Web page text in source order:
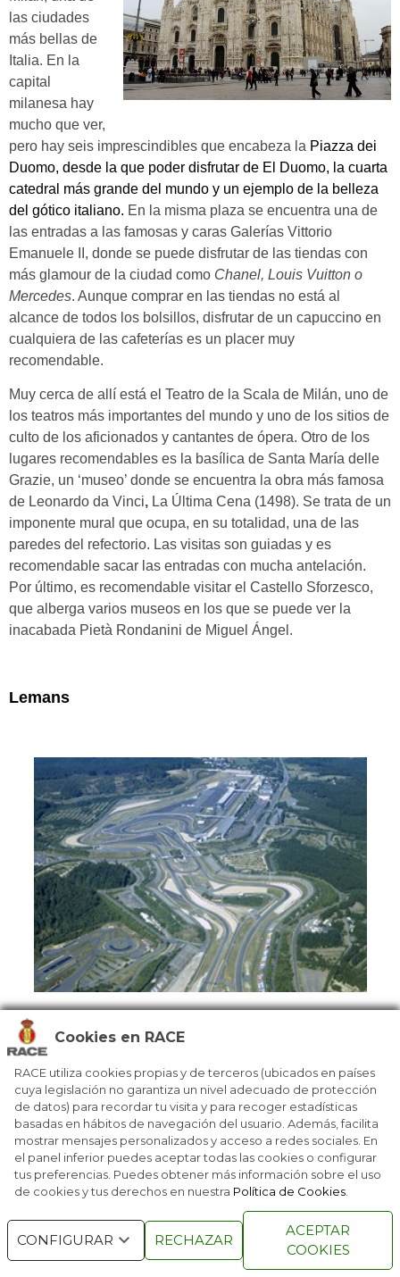
Cookies en RACE
RACE utiliza cookies propias y de terceros (ubicados en países
cuya legislación no garantiza un nivel adecuado de protección
de datos) para recordar tu visita y para recoger estadísticas
basadas en hábitos de navegación del usuario. Además, facilita
mostrar mensajes personalizados y acceso a redes sociales. En
el panel inferior puedes aceptar todas las cookies o configurar
tus preferencias. Puedes obtener más información sobre el uso
de cookies y tus derechos en nuestra Política de Cookies
CONFIGURAR RECHAZAR
ACEPTAR
COOKIES
las ciudades
más bellas de
Italia. En la
capital
milanesa hay
mucho que ver,
pero hay seis imprescindibles que encabeza la Piazza dei
Duomo, desde la que poder disfrutar de El Duomo, la cuarta
catedral más grande del mundo y un ejemplo de la belleza
del gótico italiano. En la misma plaza se encuentra una de
las entradas a las famosas y caras Galerías Vittorio
Emanuele II, donde se puede disfrutar de las tiendas con
más glamour de la ciudad como Chanel, Louis Vuitton o
Mercedes. Aunque comprar en las tiendas no está al
alcance de todos los bolsillos, disfrutar de un capuccino en
cualquiera de las cafeterías es un placer muy
recomendable.
Muy cerca de allí está el Teatro de la Scala de Milán, uno de
los teatros más importantes del mundo y uno de los sitios de
culto de los aficionados y cantantes de ópera. Otro de los
lugares recomendables es la basílica de Santa María delle
Grazie, un ‘museo’ donde se encuentra la obra más famosa
de Leonardo da Vinci, La Última Cena (1498). Se trata de un
imponente mural que ocupa, en su totalidad, una de las
paredes del refectorio. Las visitas son guiadas y es
recomendable sacar las entradas con mucha antelación.
Por último, es recomendable visitar el Castello Sforzesco,
que alberga varios museos en los que se puede ver la
inacabada Pietà Rondanini de Miguel Ángel.
Lemans
El circuito de la Sarthe está ubicado en la localidad francesa
de Le Mans, a unos doscientos kilómetro al suroeste de
París. Es una pista que combina partes permanentes con
carreteras convencionales y que se ha convertido en el
segundo circuito de carreras más largo existente en la
actualidad y uno de los lugares con mayores tiempos de
vuelta.
Acoge la famosa 24 Horas de Le Mans, la carrera de
automovilismo de resistencia más prestigiosa del mundo
que reúne a pilotos y equipos de nivel internacional. La
prueba, que puede acoger hasta 56 escuderías, tiene en su